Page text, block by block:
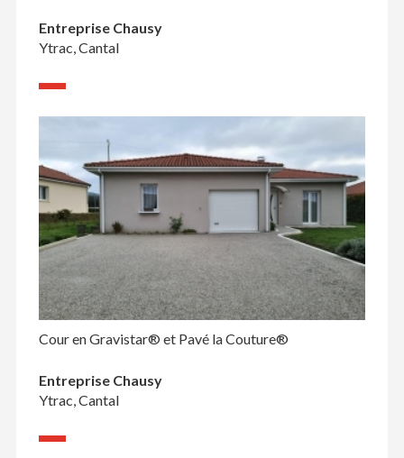
Entreprise Chausy
Ytrac, Cantal
Cour en Gravistar® et Pavé la Couture®
Entreprise Chausy
Ytrac, Cantal